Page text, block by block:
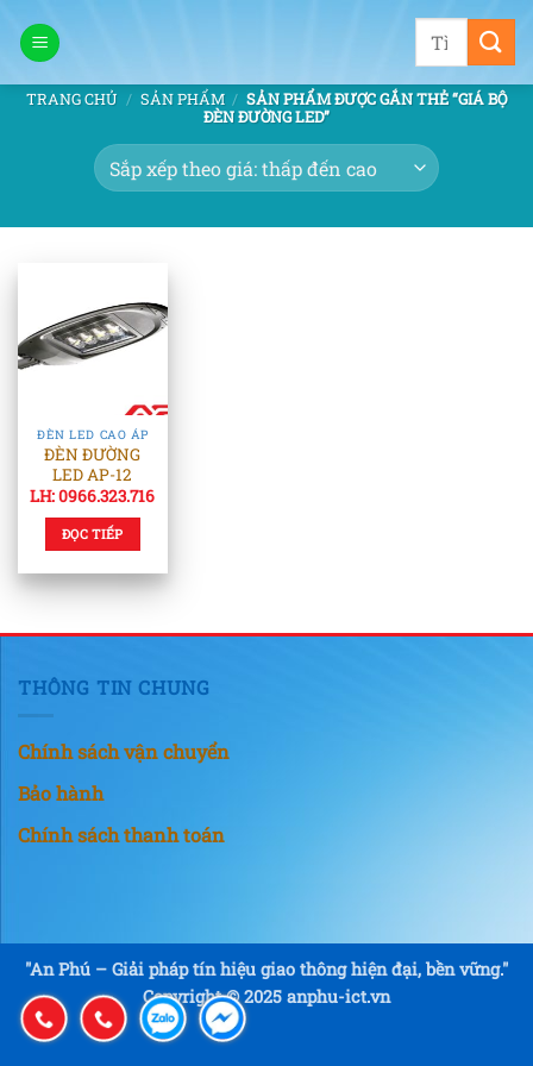
qua
dung
Tìm
TRANG CHỦ / SẢN PHẨM / SẢN PHẨM ĐƯỢC GẮN THẺ “GIÁ BỘ
ĐÈN ĐƯỜNG LED”
ĐÈN LED CAO ÁP
ĐÈN ĐƯỜNG
LED AP-12
LH: 0966.323.716
ĐỌC TIẾP
THÔNG TIN CHUNG
Chính sách vận chuyển
Bảo hành
Chính sách thanh toán
"An Phú – Giải pháp tín hiệu giao thông hiện đại, bền vững."
Copyright © 2025 anphu-ict.vn